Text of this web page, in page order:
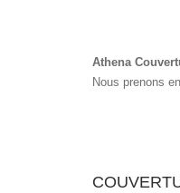
Athena
Nous prenons